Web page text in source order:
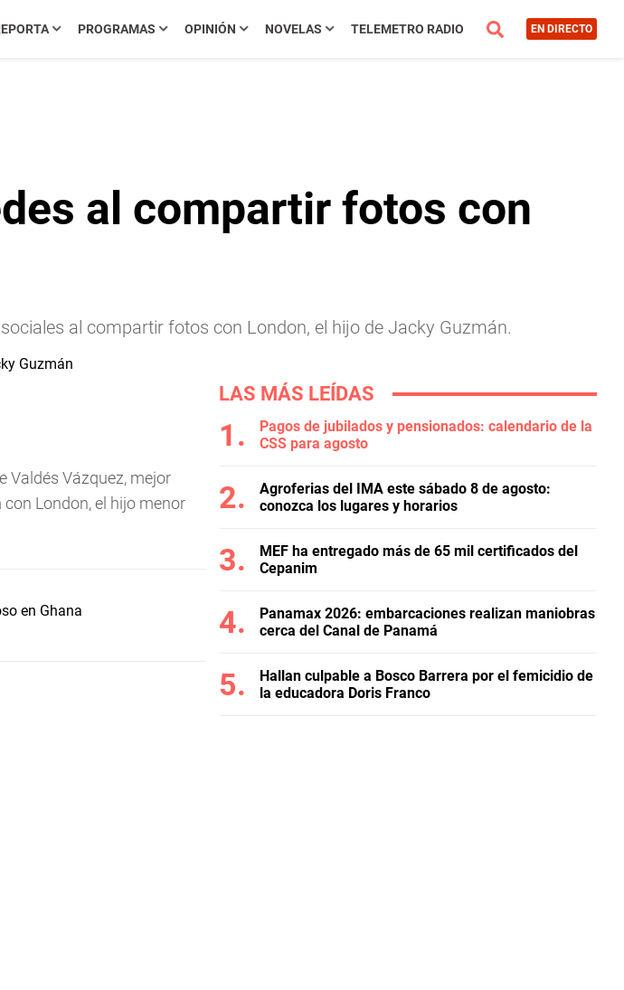
PROGRAMAS OPINIÓN NOVELAS TELEMETRO RADIO EN DIRECTO
al compartir fotos con
al compartir fotos con London, el hijo de Jacky Guzmán.
Valdés Vázquez, mejor
London, el hijo menor
en Ghana
LAS MÁS LEÍDAS
Pagos de jubilados y pensionados: calendario de la
CSS para agosto
Agroferias del IMA este sábado 8 de agosto:
conozca los lugares y horarios
MEF ha entregado más de 65 mil certificados del
Cepanim
Panamax 2026: embarcaciones realizan maniobras
cerca del Canal de Panamá
Hallan culpable a Bosco Barrera por el femicidio de
la educadora Doris Franco